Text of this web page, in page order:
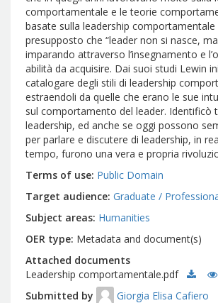
comportamentale e le teorie
basate sulla leadership comportamentale
presupposto che “leader non si nasce,
imparando attraverso l’insegnamento e
abilità da acquisire. Dai suoi studi Lewin
catalogare degli stili di leadership
estraendoli da quelle che erano le sue
sul comportamento del leader. Identificò
leadership, ed anche se oggi possono
per parlare e discutere di leadership, in
tempo, furono una vera e propria
Terms of use Public Domain
Target audience Graduate /
Subject areas Humanities
OER type Metadata and document(s)
Attached documents
Leadership comportamentale.pdf
Submitted by
Giorgia Elisa Cafiero